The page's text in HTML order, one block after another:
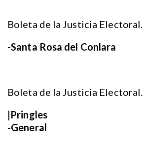
Boleta de la Justicia Electoral.
-Santa Rosa del Conlara
Boleta de la Justicia Electoral.
|Pringles
-General